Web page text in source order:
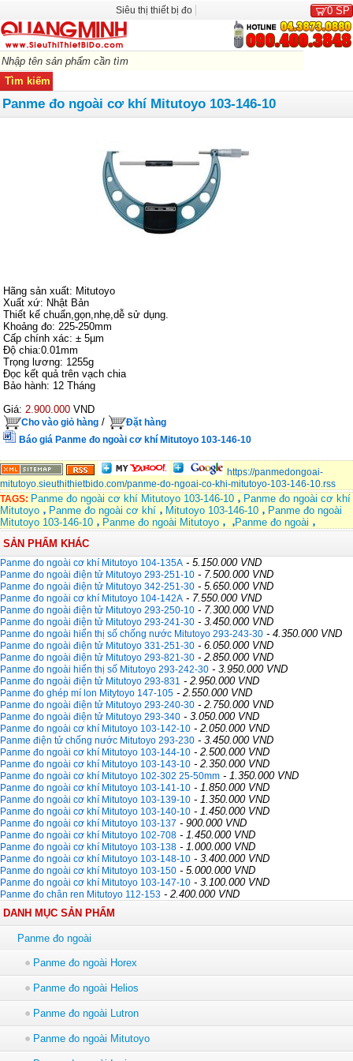
Siêu thị thiết bị đo 0 SP
Panme đo ngoài cơ khí Mitutoyo 103-146-10
Hãng sản xuất: Mitutoyo
Xuất xứ: Nhật Bản
Thiết kế chuẩn,gọn,nhẹ,dễ sử dụng.
Khoảng đo: 225-250mm
Cấp chính xác: ± 5µm
Độ chia:0.01mm
Trọng lương: 1255g
Đọc kết quả trên vạch chia
Bảo hành: 12 Tháng
Giá: 2.900.000 VND
Cho vào giỏ hàng /
Đặt hàng
Báo giá Panme đo ngoài cơ khí Mitutoyo 103-146-10
https://panmedongoai-
mitutoyo.sieuthithietbido.com/panme-do-ngoai-co-khi-mitutoyo-103-146-10.rss
TAGS: Panme đo ngoài cơ khí Mitutoyo 103-146-10
Panme đo ngoài cơ khí
Mitutoyo
Panme đo ngoài cơ khí Mitutoyo 103-146-10
Panme đo ngoài
Mitutoyo 103-146-10
Panme đo ngoài Mitutoyo
Panme đo ngoài
SẢN PHẨM KHÁC
Panme đo ngoài cơ khí Mitutoyo 104-135A - 5.150.000 VND
Panme đo ngoài điện tử Mitutoyo 293-251-10 - 7.500.000 VND
Panme đo ngoài điện tử Mitutoyo 342-251-30 - 5.650.000 VND
Panme đo ngoài cơ khí Mitutoyo 104-142A - 7.550.000 VND
Panme đo ngoài điện tử Mitutoyo 293-250-10 - 7.300.000 VND
Panme đo ngoài điện tử Mitutoyo 293-241-30 - 3.450.000 VND
Panme đo ngoài hiển thị số chống nước Mitutoyo 293-243-30 - 4.350.000 VND
Panme đo ngoài điện tử Mitutoyo 331-251-30 - 6.050.000 VND
Panme đo ngoài điện tử Mitutoyo 293-821-30 - 2.850.000 VND
Panme đo ngoài hiển thị số Mitutoyo 293-242-30 - 3.950.000 VND
Panme đo ngoài điện tử Mitutoyo 293-831 - 2.950.000 VND
Panme đo ghép mí lon Mitytoyo 147-105 - 2.550.000 VND
Panme đo ngoài điện tử Mitutoyo 293-240-30 - 2.750.000 VND
Panme đo ngoài điện tử Mitutoyo 293-340 - 3.050.000 VND
Panme đo ngoài cơ khí Mitutoyo 103-142-10 - 2.050.000 VND
Panme điện tử chống nước Mitutoyo 293-230 - 3.450.000 VND
Panme đo ngoài cơ khí Mitutoyo 103-144-10 - 2.500.000 VND
Panme đo ngoài cơ khí Mitutoyo 103-143-10 - 2.350.000 VND
Panme đo ngoài cơ khí Mitutoyo 102-302 25-50mm - 1.350.000 VND
Panme đo ngoài cơ khí Mitutoyo 103-141-10 - 1.850.000 VND
Panme đo ngoài cơ khí Mitutoyo 103-139-10 - 1.350.000 VND
Panme đo ngoài cơ khí Mitutoyo 103-140-10 - 1.450.000 VND
Panme đo ngoài cơ khí Mitutoyo 103-137 - 900.000 VND
Panme đo ngoài cơ khí Mitutoyo 102-708 - 1.450.000 VND
Panme đo ngoài cơ khí Mitutoyo 103-138 - 1.000.000 VND
Panme đo ngoài cơ khí Mitutoyo 103-148-10 - 3.400.000 VND
Panme đo ngoài cơ khí Mitutoyo 103-150 - 5.000.000 VND
Panme đo ngoài cơ khí Mitutoyo 103-147-10 - 3.100.000 VND
Panme đo chân ren Mitutoyo 112-153 - 2.400.000 VND
DANH MỤC SẢN PHẨM
Panme đo ngoài
Panme đo ngoài Horex
Panme đo ngoài Helios
Panme đo ngoài Lutron
Panme đo ngoài Mitutoyo